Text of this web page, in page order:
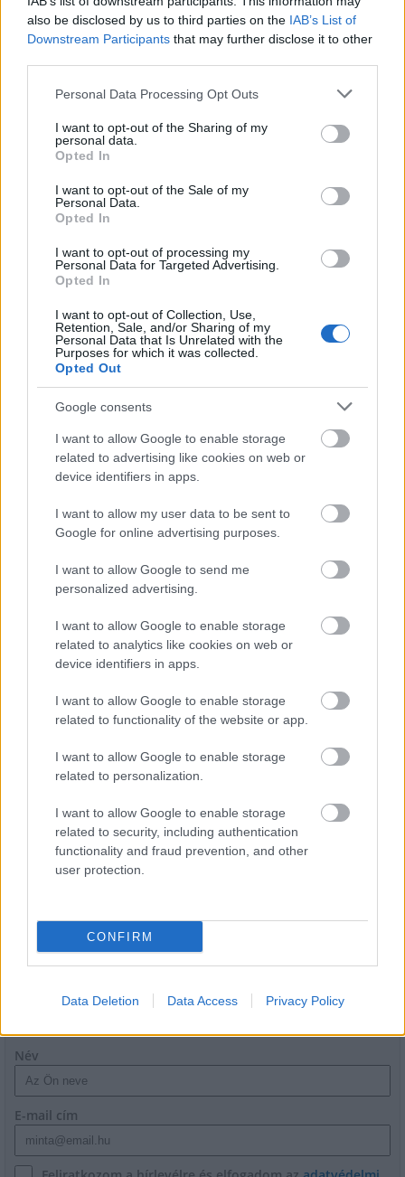
also be disclosed by us to third parties on the IAB’s List of
Downstream Participants that may further disclose it to other
Please note that this website/app uses one or more Google
not limited to your visit or usage behaviour. You may click to
grant or deny consent to Google and its third-party tags to
use your data for below specified purposes in below Google
consent section.
Personal Data Processing Opt Outs
I want to opt-out of the Sharing of my
personal data.
Opted In
I want to opt-out of the Sale of my
Personal Data.
Opted In
I want to opt-out of processing my
Personal Data for Targeted Advertising.
Opted In
I want to opt-out of Collection, Use,
Retention, Sale, and/or Sharing of my
Personal Data that Is Unrelated with the
Purposes for which it was collected.
Opted Out
Google consents
I want to allow Google to enable storage
related to advertising like cookies on web or
device identifiers in apps.
I want to allow my user data to be sent to
Google for online advertising purposes.
I want to allow Google to send me
personalized advertising.
I want to allow Google to enable storage
related to analytics like cookies on web or
device identifiers in apps.
I want to allow Google to enable storage
related to functionality of the website or app.
I want to allow Google to enable storage
related to personalization.
I want to allow Google to enable storage
related to security, including authentication
functionality and fraud prevention, and other
user protection.
CONFIRM
Data Deletion Data Access Privacy Policy
műemlékfelújítás műemlék
Történelmi táj, amelynek minden köve mesél –
megújul a tatai Angolkert
A projekt részeként megújulnak a területen található
Várkanyarban álló Nepomuki Szent János híd és szobor is.
M1 bővítés: már zajlik a teljesen új
Bicske Kelet csomópont építése
Új gyalogosátkelők és jelzőlámpás
Másfélszeresére bővítik
Hódmezővásárhely jó hírű református
Látványos építési szakasz indult be a
Flórián téri felüljárón
HÍRLEVÉL
Név
E-mail cím